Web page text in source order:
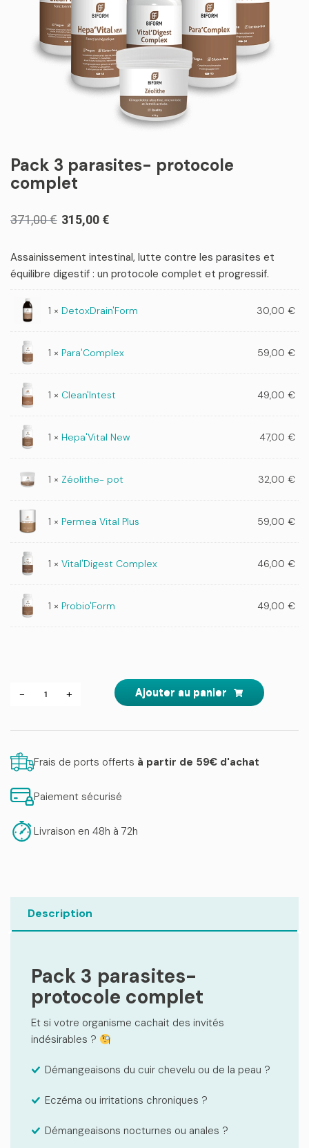
Pack 3 parasites- protocole
complet
371,00€ Le
initial
était :
315,00 €Le
actuel
est :
Assainissement intestinal, lutte contre les parasites et
équilibre digestif : un protocole complet et progressif.
1 × DetoxDrain'Form 30,00 €
1 × Para'Complex 59,00 €
1 × Clean'Intest 49,00 €
1 × Hepa'Vital New 47,00 €
1 × Zéolithe- pot 32,00 €
1 × Permea Vital Plus 59,00 €
1 × Vital'Digest Complex 46,00 €
1 × Probio'Form 49,00 €
- de
protocole
+ Ajouter au panier
Frais de ports offerts à partir de 59€ d'achat
Paiement sécurisé
Livraison en 48h à 72h
Description
Pack 3 parasites-
protocole complet
Et si votre organisme cachait des invités
indésirables ?
Démangeaisons du cuir chevelu ou de la peau ?
Eczéma ou irritations chroniques ?
Démangeaisons nocturnes ou anales ?